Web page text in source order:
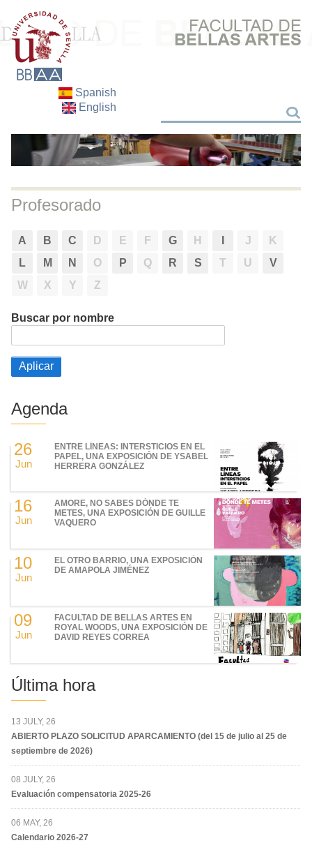
Spanish
English
Search
Profesorado
A B C D E F G H J
K
L
M N O P Q R S T U
V
W
X Y Z
Buscar por nombre
Agenda
26
Jun
ENTRE LÍNEAS: INTERSTICIOS EN EL
PAPEL, UNA EXPOSICIÓN DE YSABEL
HERRERA GONZÁLEZ
16
Jun
AMORE, NO SABES DÓNDE TE
METES, UNA EXPOSICIÓN DE GUILLE
VAQUERO
10
Jun
EL OTRO BARRIO, UNA EXPOSICIÓN
DE AMAPOLA JIMÉNEZ
09
Jun
FACULTAD DE BELLAS ARTES EN
ROYAL WOODS, UNA EXPOSICIÓN DE
DAVID REYES CORREA
Última hora
13 JULY, 26
ABIERTO PLAZO SOLICITUD APARCAMIENTO (del 15 de julio al 25 de
septiembre de 2026)
08 JULY, 26
Evaluación compensatoria 2025-26
06 MAY, 26
Calendario 2026-27